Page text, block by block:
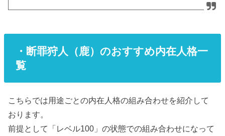
・断罪狩人（鹿）のおすすめ内在人格一
覧
こちらでは用途ごとの内在人格の組み合わせを紹介して
おります。
前提として「レベル100」の状態での組み合わせになって